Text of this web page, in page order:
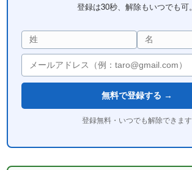
登録は30秒、解除もいつでも可。
無料で登録する →
登録無料・いつでも解除できます